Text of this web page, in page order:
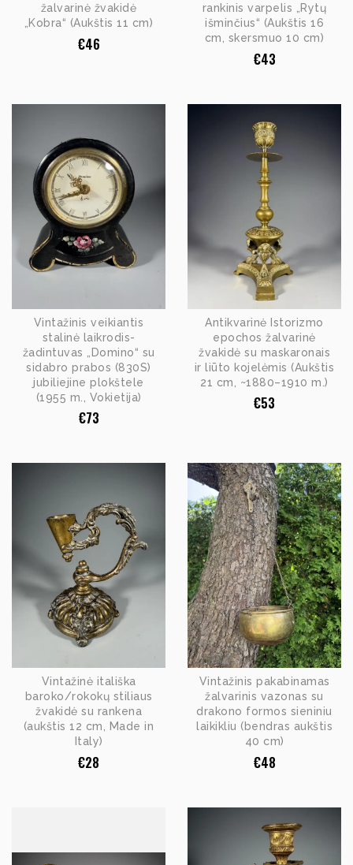
žalvarinė žvakidė
„Kobra“ (Aukštis 11 cm)
€46
rankinis varpelis „Rytų
išminčius“ (Aukštis 16
cm, skersmuo 10 cm)
€43
Vintažinis veikiantis
stalinė laikrodis-
žadintuvas „Domino“ su
sidabro prabos (830S)
jubiliejine plokštele
(1955 m., Vokietija)
€73
Antikvarinė Istorizmo
epochos žalvarinė
žvakidė su maskaronais
ir liūto kojelėmis (Aukštis
21 cm, ~1880–1910 m.)
€53
Vintažinė itališka
baroko/rokokų stiliaus
žvakidė su rankena
(aukštis 12 cm, Made in
Italy)
€28
Vintažinis pakabinamas
žalvarinis vazonas su
drakono formos sieniniu
laikikliu (bendras aukštis
40 cm)
€48